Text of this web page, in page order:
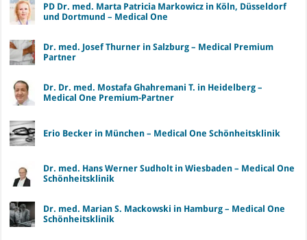
PD Dr. med. Marta Patricia Markowicz in Köln, Düsseldorf
und Dortmund – Medical One
Dr. med. Josef Thurner in Salzburg – Medical Premium
Partner
Dr. Dr. med. Mostafa Ghahremani T. in Heidelberg –
Medical One Premium-Partner
Erio Becker in München – Medical One Schönheitsklinik
Dr. med. Hans Werner Sudholt in Wiesbaden – Medical One
Schönheitsklinik
Dr. med. Marian S. Mackowski in Hamburg – Medical One
Schönheitsklinik